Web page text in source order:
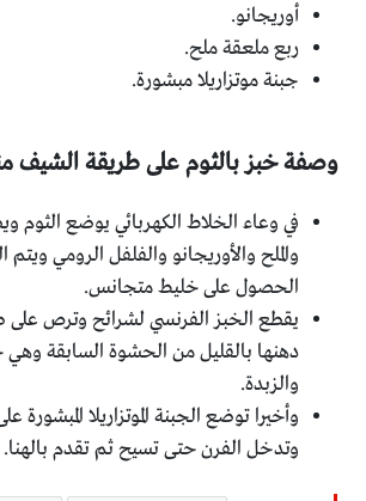
أوريجانو.
ربع ملعقة ملح.
جبنة موتزاريلا مبشورة.
وصفة خبز بالثوم على طريقة الشيف
في وعاء الخلاط الكهربائي يوضع الثوم
والملح والأوريجانو والفلفل الرومي
الحصول على خليط متجانس.
يقطع الخبز الفرنسي لشرائح وترص على
دهنها بالقليل من الحشوة السابقة
والزبدة.
وأخيرا توضع الجبنة الموتزاريلا المبشورة
وتدخل الفرن حتى تسيح ثم تقدم بالهنا.